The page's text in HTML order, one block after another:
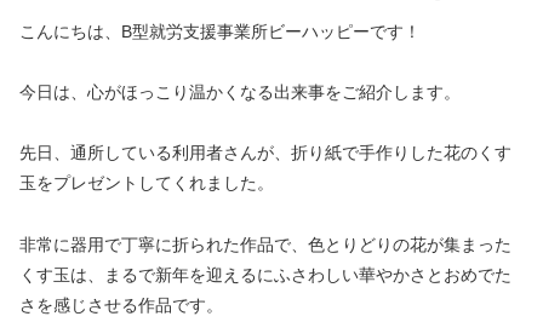
こんにちは、B型就労支援事業所ビーハッピーです！
今日は、心がほっこり温かくなる出来事をご紹介します。
先日、通所している利用者さんが、折り紙で手作りした花のくす
玉をプレゼントしてくれました。
非常に器用で丁寧に折られた作品で、色とりどりの花が集まった
くす玉は、まるで新年を迎えるにふさわしい華やかさとおめでた
さを感じさせる作品です。